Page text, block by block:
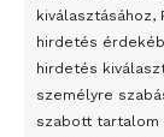
hirdetés
hirdetés
személyre
szabott tartalom
Bricket
A Startup
okosváros és
A Ringo Starr új